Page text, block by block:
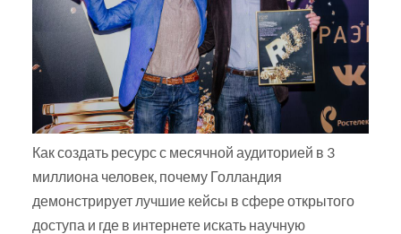
Как создать ресурс с месячной аудиторией в 3
миллиона человек, почему Голландия
демонстрирует лучшие кейсы в сфере открытого
доступа и где в интернете искать научную